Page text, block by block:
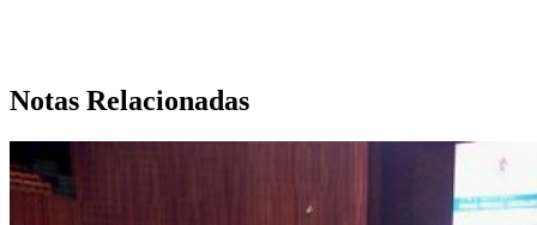
Notas Relacionadas